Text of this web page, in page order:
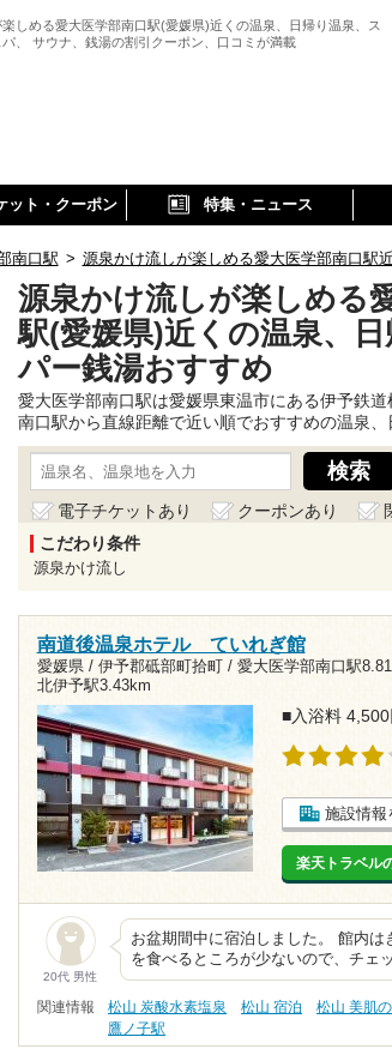
しめる愛大医学部南口駅(愛媛県)近くの温泉、日帰り温泉、ス
、 サウナ、銭湯の割引クーポン、口コミが満載
ット・クーポン 特集・ニュース
南口駅 > 源泉かけ流しが楽しめる愛大医学部南口駅
源泉かけ流しが楽しめる
駅(愛媛県)近くの温泉、
パー銭湯おすすめ
愛大医学部南口駅は愛媛県東温市にある伊予鉄
南口駅から直線距離で近い順でおすすめの温泉
電子チケットあり クーポンあり
こだわり条件
源泉かけ流し
南道後温泉ホテル ていれぎ館
愛媛県 / 伊予郡砥部町拾町 / 愛大医学部南口駅
北伊予駅3.43km
■入浴料 4,500
施設情報
楽天トラベル
20代 男性
お盆期間中に宿泊しました。 館内
を食べるところが少ないので、チ
関連情報 松山 炭酸水素塩泉 松山 宿泊 松山 美肌
鷹ノ子駅